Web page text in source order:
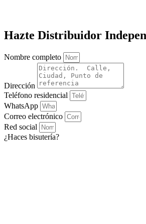
Hazte Distribuidor
Nombre completo
Dirección
Teléfono residencial
WhatsApp
Correo electrónico
Red social
¿Haces bisutería?